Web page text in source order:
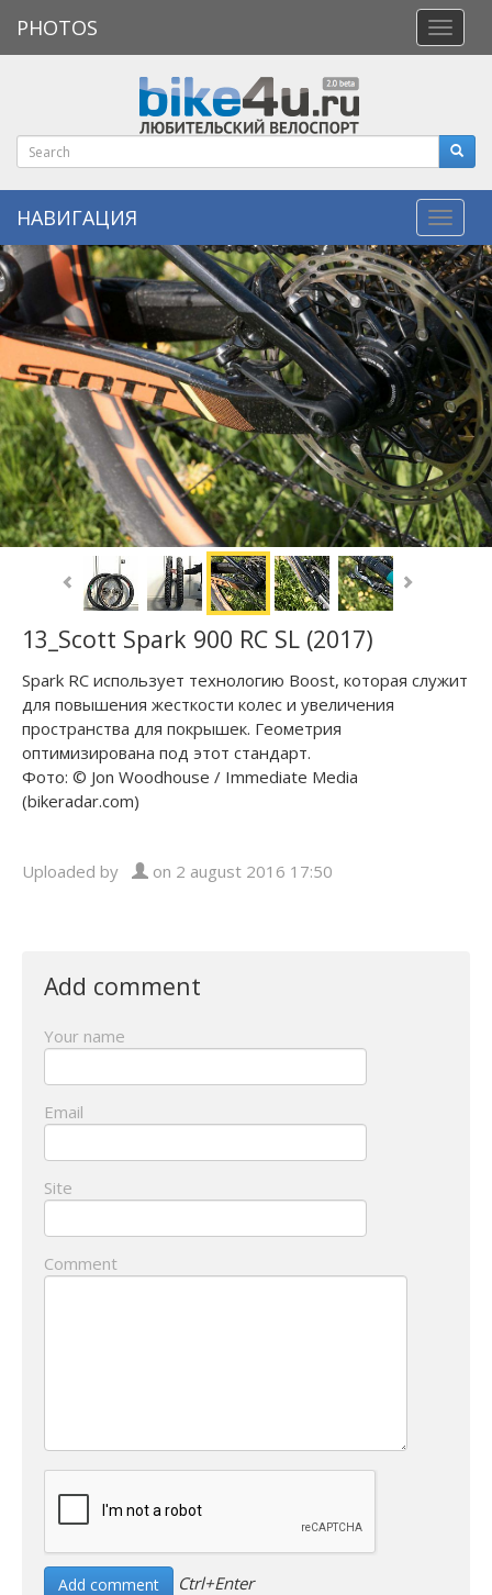
меню
PHOTOS
НАВИГАЦИЯ
13_Scott Spark 900 RC SL (2017)
Spark RC использует технологию Boost, которая служит
для повышения жесткости колес и увеличения
пространства для покрышек. Геометрия
оптимизирована под этот стандарт.
Фото: © Jon Woodhouse / Immediate Media
(bikeradar.com)
Uploaded by on 2 august 2016 17:50
Add comment
Your name
Email
Site
Comment
Ctrl+Enter